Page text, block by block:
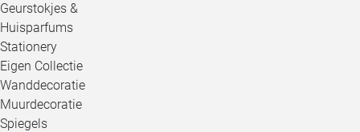
Geurstokjes &
Huisparfums
Stationery
Eigen Collectie
Wanddecoratie
Muurdecoratie
Spiegels